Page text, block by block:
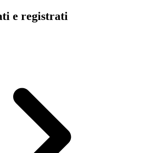
e registrati